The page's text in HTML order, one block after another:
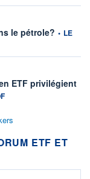
le pétrole? • LE
ETF privilégient
fournie par
ETF ET